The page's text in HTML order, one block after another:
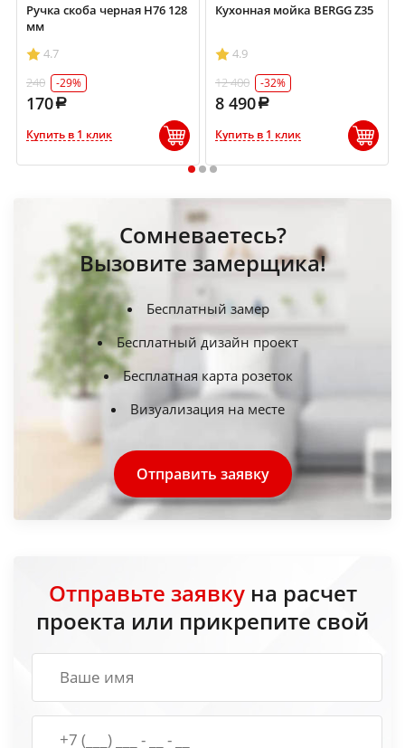
Ручка скоба черная Н76 128
мм
4.7
240
-29%
170
Купить в 1 клик
Кухонная мойка BERGG Z35
4.9
12 400
-32%
8 490
Купить в 1 клик
1 2 3
Сомневаетесь?
Вызовите замерщика!
Бесплатный замер
Бесплатный дизайн проект
Бесплатная карта розеток
Визуализация на месте
Отправить заявку
Отправьте заявкуна расчет
проекта или прикрепите свой